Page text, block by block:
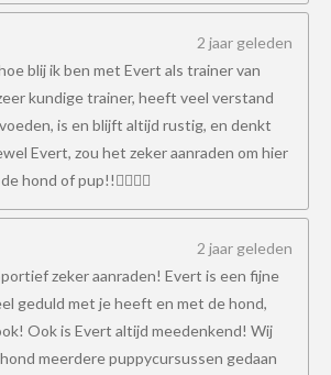
2 jaar geleden
blij ik ben met Evert als trainer van
kundige trainer, heeft veel verstand
is en blijft altijd rustig, en denkt
Evert, zou het zeker aanraden om hier
hond of pup!!👍🏻👍🏻
2 jaar geleden
zeker aanraden! Evert is een fijne
geduld met je heeft en met de hond,
Ook is Evert altijd meedenkend! Wij
meerdere puppycursussen gedaan